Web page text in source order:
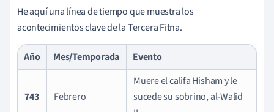
He aquí una línea de tiempo que muestra los
acontecimientos clave de la Tercera Fitna.
Año Mes/Temporada Evento
743 Febrero
Muere el califa Hisham y le
sucede su sobrino, al-Walid